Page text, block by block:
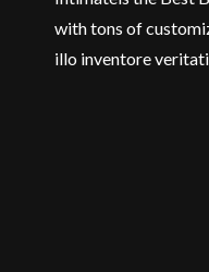
with tons of
illo inventore